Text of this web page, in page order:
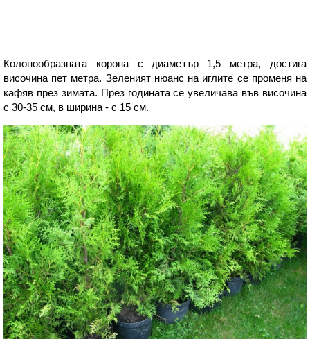
Колонообразната корона с диаметър 1,5 метра, достига
височина пет метра. Зеленият нюанс на иглите се променя на
кафяв през зимата. През годината се увеличава във височина
с 30-35 см, в ширина - с 15 см.